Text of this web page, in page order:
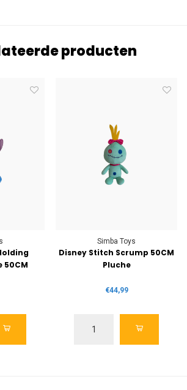
producten
50CM
Simba Toys
Disney Stitch Scrump 50CM
Pluche
€44,99